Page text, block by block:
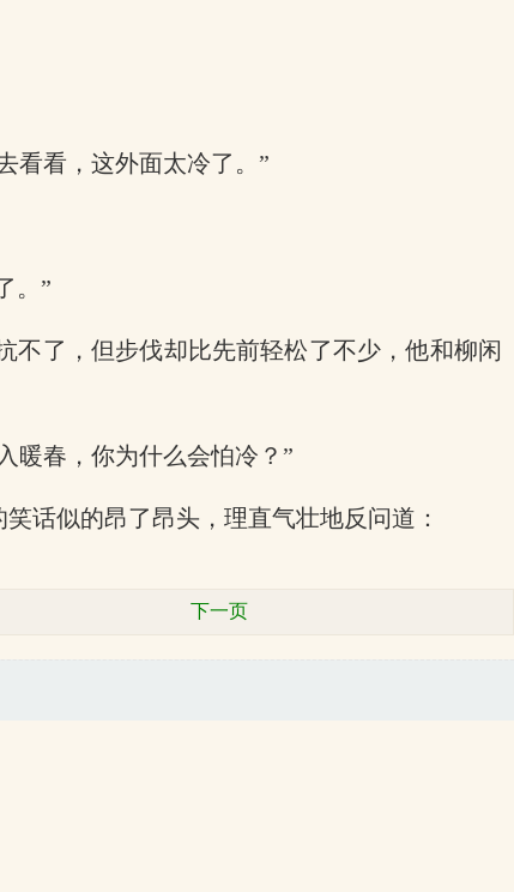
看看，这外面太冷了。”
。”
不了，但步伐却比先前轻松了不少，他和柳闲
暖春，你为什么会怕冷？”
话似的昂了昂头，理直气壮地反问道：
下一页